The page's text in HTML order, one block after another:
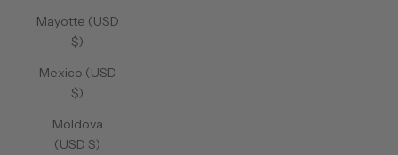
Mayotte (USD
$)
Mexico (USD
$)
Moldova
(USD $)